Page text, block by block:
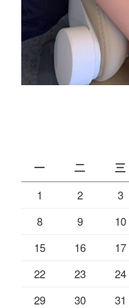
一 二 三
1 2 3
8
9 10
15
16 17
22
23 24
29
30
31